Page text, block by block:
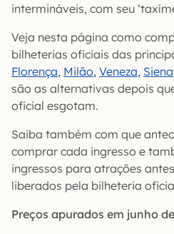
intermináveis, com seu
Veja nesta página como
bilheterias oficiais das
Florença, Milão, Veneza, Siena
são as alternativas depois
oficial esgotam.
Saiba também com que
comprar cada ingresso e
ingressos para atrações
liberados pela bilheteria
Preços apurados em junho